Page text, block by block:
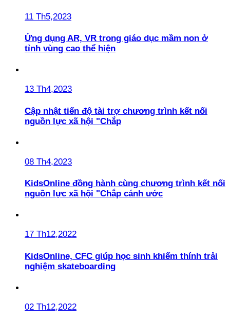
11 Th5,2023
Ứng dụng AR, VR trong giáo dục mầm non ở
tỉnh vùng cao thể hiện
13 Th4,2023
Cập nhật tiến độ tài trợ chương trình kết nối
nguồn lực xã hội "Chắp
08 Th4,2023
KidsOnline đồng hành cùng chương trình kết nối
nguồn lực xã hội "Chắp cánh ước
17 Th12,2022
KidsOnline, CFC giúp học sinh khiếm thính trải
nghiệm skateboarding
02 Th12,2022